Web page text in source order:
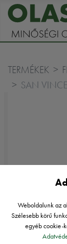
TERMÉKEK
SAN
Weboldalunk az
Szélesebb körű
egyéb cookie-